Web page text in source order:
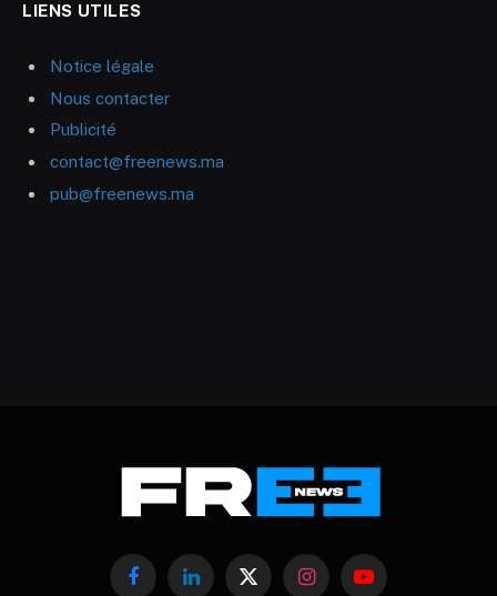
LIENS UTILES
Notice légale
Nous contacter
Publicité
contact@freenews.ma
pub@freenews.ma
FacebookLinkedInX
InstagramYouTube